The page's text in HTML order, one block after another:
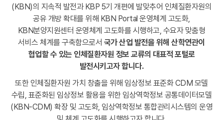
(KBN)의 지속적 발전과 KBP 5기 개편에 발맞추어 인체질환자원의
공유 개방 확대를 위해 KBN Portal 운영체계 고도화,
KBN분양지원센터 운영체계 고도화를 시행하고, 수요자 맞춤형
서비스 체계를 구축함으로서 국가 산업 발전을 위해 산학연관이
협업할 수 있는 인체질환자원 정보 교류의 대표적 포털로
발전시키고자 합니다.
또한 인체질환자원 가치 창출을 위해 임상정보 표준화 CDM 모델
수립, 표준화된 임상정보 활용을 위한 임상역학정보 공통데이터모델
(KBN-CDM) 확장 및 고도화, 임상역학정보 통합관리시스템의 운영